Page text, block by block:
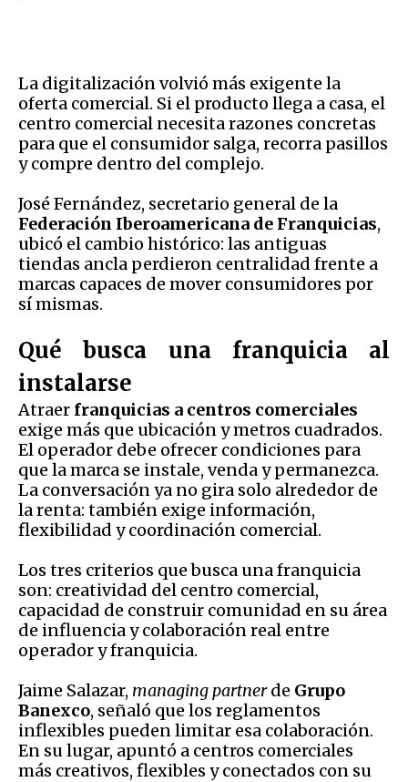
La digitalización volvió más exigente la
oferta comercial. Si el producto llega a casa, el
centro comercial necesita razones concretas
para que el consumidor salga, recorra pasillos
y compre dentro del complejo.
José Fernández, secretario general de la
Federación Iberoamericana de Franquicias,
ubicó el cambio histórico: las antiguas
tiendas ancla perdieron centralidad frente a
marcas capaces de mover consumidores por
sí mismas.
Qué busca una franquicia al
instalarse
Atraer franquicias a centros comerciales
exige más que ubicación y metros cuadrados.
El operador debe ofrecer condiciones para
que la marca se instale, venda y permanezca.
La conversación ya no gira solo alrededor de
la renta: también exige información,
flexibilidad y coordinación comercial.
Los tres criterios que busca una franquicia
son: creatividad del centro comercial,
capacidad de construir comunidad en su área
de influencia y colaboración real entre
operador y franquicia.
Jaime Salazar, managing partnerde Grupo
Banexco, señaló que los reglamentos
inflexibles pueden limitar esa colaboración.
En su lugar, apuntó a centros comerciales
más creativos, flexibles y conectados con su